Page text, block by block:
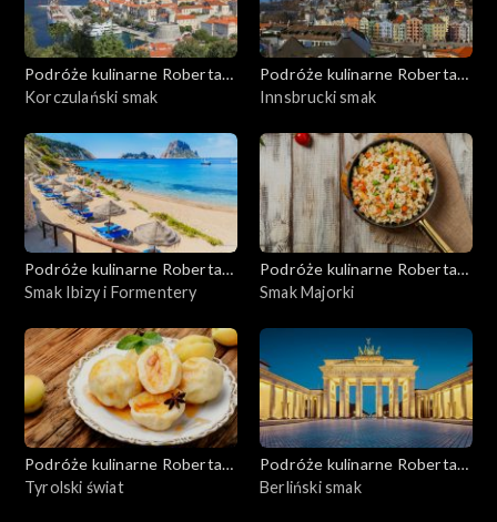
Podróże kulinarne Roberta
Makłowicza
Korczulański smak
Podróże kulinarne Roberta
Makłowicza
Innsbrucki smak
Podróże kulinarne Roberta
Makłowicza
Smak Ibizy i Formentery
Podróże kulinarne Roberta
Makłowicza
Smak Majorki
Podróże kulinarne Roberta
Makłowicza
Tyrolski świat
Podróże kulinarne Roberta
Makłowicza
Berliński smak